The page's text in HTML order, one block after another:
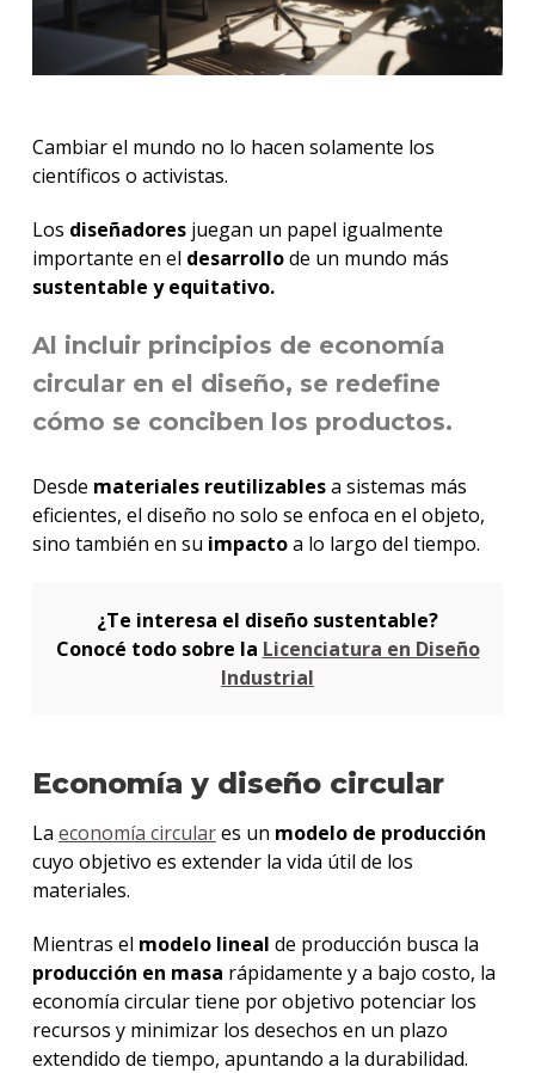
Cambiar el mundo no lo hacen solamente los
científicos o activistas.
Los diseñadoresjuegan un papel igualmente
importante en el desarrollode un mundo más
sustentable y equitativo.
Al incluir principios de economía
circularen el diseño, se redefine
cómo se conciben los productos.
Desde materiales reutilizablesa sistemas más
eficientes, el diseño no solo se enfoca en el objeto,
sino también en su impactoa lo largo del tiempo.
¿Te interesa el diseño sustentable?
Conocé todo sobre la Licenciatura en Diseño
Industrial
Economía y diseño circular
La economía circulares un modelo de producción
cuyo objetivo es extender la vida útil de los
materiales.
Mientras el modelo lineal de producción busca la
producción en masa rápidamente y a bajo costo, la
economía circular tiene por objetivo potenciar los
recursos y minimizar los desechos en un plazo
extendido de tiempo, apuntando a la durabilidad.